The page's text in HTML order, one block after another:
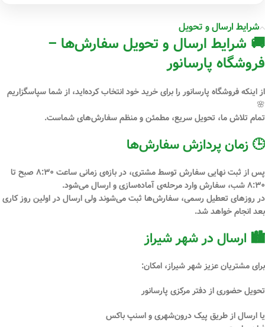
شرایط ارسال و تحویل
🚚 شرایط ارسال و تحویل سفارش‌ها –
فروشگاه پارسانور
از اینکه فروشگاه پارسانوررا برای خرید خود انتخاب کرده‌اید، از شما سپاسگزاریم
🌸
تمام تلاش ما، تحویل سریع، مطمئن و منظم سفارش‌های شماست.
🕒 زمان پردازش سفارش‌ها
پس از ثبت نهایی سفارش توسط مشتری، در بازه‌ی زمانی
ساعت ۸:۳۰ صبح تا
۸:۳۰ شب
، سفارش وارد مرحله‌ی آماده‌سازی و ارسال می‌شود.
درروزهای تعطیل رسمی، سفارش‌ها ثبت می‌شوند ولی ارسال در اولین روز کاری
بعد انجام خواهد شد.
🏙 ارسال در شهر شیراز
برای مشتریان عزیزشهر شیراز، امکان:
تحویلحضوری از دفتر مرکزی پارسانور
یا ارسال از طریق پیک درون‌شهریواسنپ باکس